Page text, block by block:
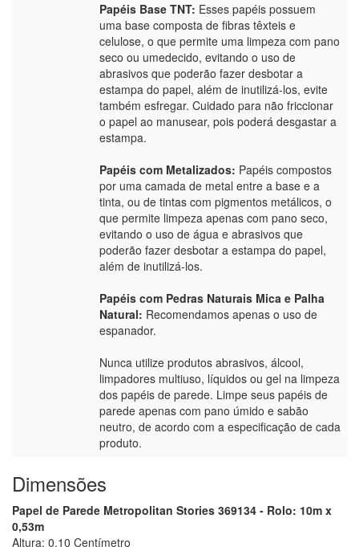
Papéis Base TNT: Esses papéis possuem
uma base composta de fibras têxteis e
celulose, o que permite uma limpeza com pano
seco ou umedecido, evitando o uso de
abrasivos que poderão fazer desbotar a
estampa do papel, além de inutilizá-los, evite
também esfregar. Cuidado para não friccionar
o papel ao manusear, pois poderá desgastar a
estampa.
Papéis com Metalizados: Papéis compostos
por uma camada de metal entre a base e a
tinta, ou de tintas com pigmentos metálicos, o
que permite limpeza apenas com pano seco,
evitando o uso de água e abrasivos que
poderão fazer desbotar a estampa do papel,
além de inutilizá-los.
Papéis com Pedras Naturais Mica e Palha
Natural: Recomendamos apenas o uso de
espanador.
Nunca utilize produtos abrasivos, álcool,
limpadores multiuso, líquidos ou gel na limpeza
dos papéis de parede. Limpe seus papéis de
parede apenas com pano úmido e sabão
neutro, de acordo com a especificação de cada
produto.
Dimensões
Papel de Parede Metropolitan Stories 369134 - Rolo: 10m x
0,53m
Altura: 0,10 Centímetro